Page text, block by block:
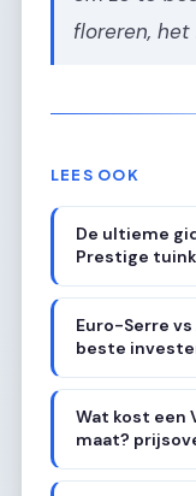
floreren, het
LEES OOK
De ultieme
Prestige
Euro-Serre
beste
Wat kost een
maat?